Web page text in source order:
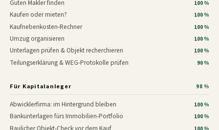
Guten Makler finden 100 %
Kaufen oder mieten? 100 %
Kaufnebenkosten-Rechner 100 %
Umzug organisieren 100 %
Unterlagen prüfen & Objekt recherchieren 100 %
Teilungserklärung & WEG-Protokolle prüfen 90 %
Für Kapitalanleger 98 %
Abwicklerfirma: im Hintergrund bleiben 100 %
Bankunterlagen fürs Immobilien-Portfolio 100 %